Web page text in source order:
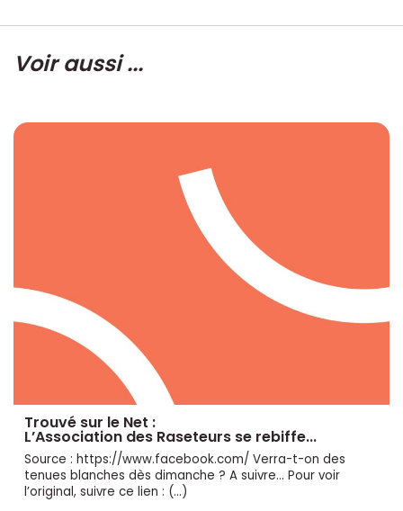
Voir aussi ...
Trouvé sur le Net :
L’Association des Raseteurs se rebiffe...
Source : https://www.facebook.com/ Verra-t-on des
tenues blanches dès dimanche ? A suivre... Pour voir
l’original, suivre ce lien : (…)